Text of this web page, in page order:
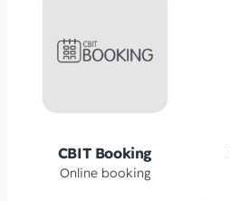
CBIT Booking
Online booking